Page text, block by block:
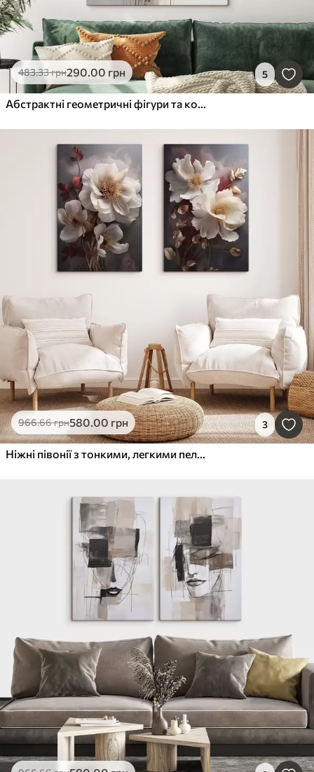
483.33грн290.00 грн 5
Абстрактні геометричні фігури та кола з жовтими акцентами, фактурні малюнки
966.66грн580.00 грн 3
Ніжні півонії з тонкими, легкими пелюстками, оточені темно-червоним і жовтим листям на абстрактному тлі